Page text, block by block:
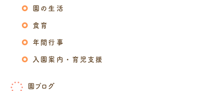
園の生活
食育
年間行事
入園案内・育児支援
園ブログ